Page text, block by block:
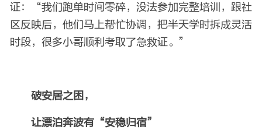
证：“我们跑单时间零碎，没法参加完整培训，跟社
区反映后，他们马上帮忙协调，把半天学时拆成灵活
时段，很多小哥顺利考取了急救证。”
破安居之困，
让漂泊奔波有“安稳归宿”